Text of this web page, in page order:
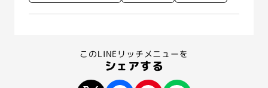
このLINEリッチメニューを
シェアする